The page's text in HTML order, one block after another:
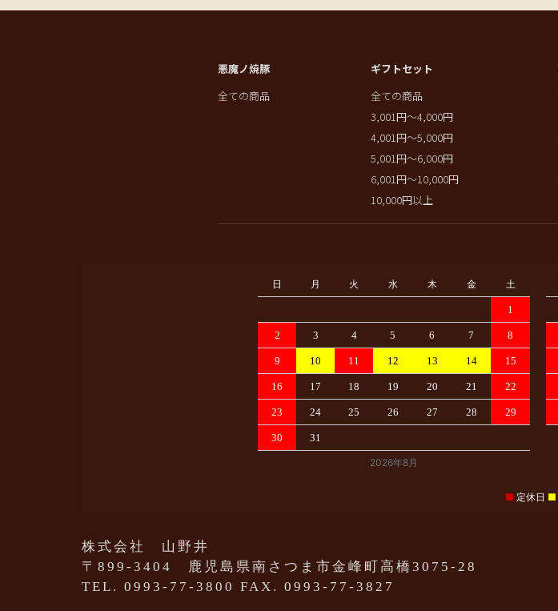
悪魔ノ焼豚
全ての商品
ギフトセット
全ての商品
3,001円～4,000円
4,001円～5,000円
5,001円～6,000円
6,001円～10,000円
10,000円以上
2026年8月
日 月 火 水 木 金 土
1
2 3 4 5 6 7 8
9 10 11 12 13 14 15
16 17 18 19 20 21 22
23 24 25 26 27 28 29
30 31
■ 定休日 ■
株式会社 山野井
〒899-3404 鹿児島県南さつま市金峰町高橋3075-28
TEL. 0993-77-3800 FAX. 0993-77-3827